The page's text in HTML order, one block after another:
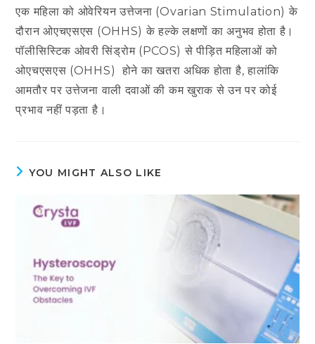
एक महिला को ओवेरियन उत्तेजना (Ovarian Stimulation) के
दौरान ओएचएसएस (OHHS) के हल्के लक्षणों का अनुभव होता है।
पॉलीसिस्टिक ओवरी सिंड्रोम (PCOS) से पीड़ित महिलाओं को
ओएचएसएस (OHHS) होने का खतरा अधिक होता है, हालांकि
आमतौर पर उत्तेजना वाली दवाओं की कम खुराक से उन पर कोई
प्रभाव नहीं पड़ता है।
YOU MIGHT ALSO LIKE